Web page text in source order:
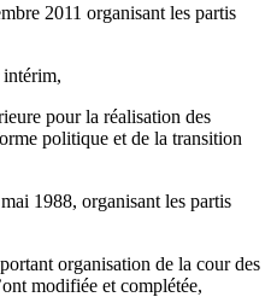
2011 organisant les partis
pour la réalisation des
politique et de la transition
1988, organisant les partis
organisation de la cour des
modifiée et complétée,